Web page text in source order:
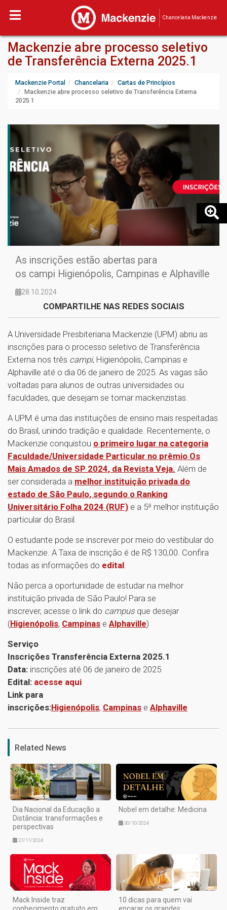
Chancelaria Mackenzie
Mackenzie abre processo seletivo
de Transferência Externa 2025.1
Mackenzie Portal Chancelaria
Cartas de Princípios
Mackenzie abre processo seletivo de Transferência Externa
2025.1
As inscrições estão abertas para
os campi Higienópolis, Campinas e Alphaville
28.10.2024
COMPARTILHE NAS REDES SOCIAIS
A Universidade Presbiteriana Mackenzie (UPM) abriu as
inscrições para o processo seletivo de Transferência
Externa nos três campi, Higienópolis, Campinas e
Alphaville até o dia 06 de janeiro de 2025. As vagas são
voltadas para alunos de outras universidades ou
faculdades, que desejam se tornar mackenzistas.
A UPM é uma das instituições de ensino mais respeitadas
do Brasil, unindo tradição e qualidade. Recentemente, o
Mackenzie conquistou o primeiro lugar na categoria
Faculdade/Universidade Particular no prêmio Os
Mais Amados de SP 2024, da Revista Veja. Além de
ser considerada a melhor instituição privada do
estado de São Paulo, segundo o Ranking
Universitário Folha 2024 (RUF) e a 5ª melhor instituição
particular do Brasil.
O estudante pode se inscrever por meio do vestibular do
Mackenzie. A Taxa de inscrição é de R$ 130,00. Confira
todas as informações do edital
Não perca a oportunidade de estudar na melhor
instituição privada de São Paulo! Para se
inscrever, acesse o link do campus que desejar
(Higienópolis, Campinas e Alphaville)
Serviço
Inscrições Transferência Externa 2025.1
Data: inscrições até 06 de janeiro de 2025
Edital: acesse aqui
Link para
inscrições:Higienópolis, Campinas e Alphaville
1
Related News
Dia Nacional da Educação a
Distância: transformações e
perspectivas
27/11/2024
Nobel em detalhe: Medicina
30/10/2024
Mack Inside traz
10 dicas para quem vai